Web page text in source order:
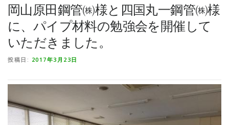
生活の中の精密スプリング NEWS 会社情報
お問い合わせ
岡山原田鋼管㈱様と四国丸一鋼管㈱様
に、パイプ材料の勉強会を開催して
いただきました。
投稿日: 2017年3月23日